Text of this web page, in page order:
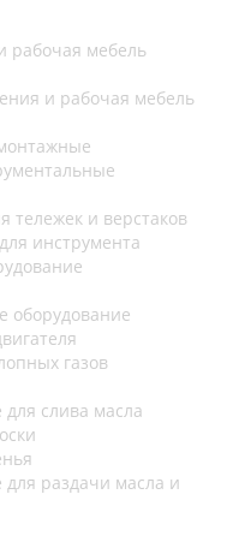
рабочая мебель
и рабочая мебель
тележек и верстаков
инструмента
оборудование
газов
слива масла
раздачи масла и